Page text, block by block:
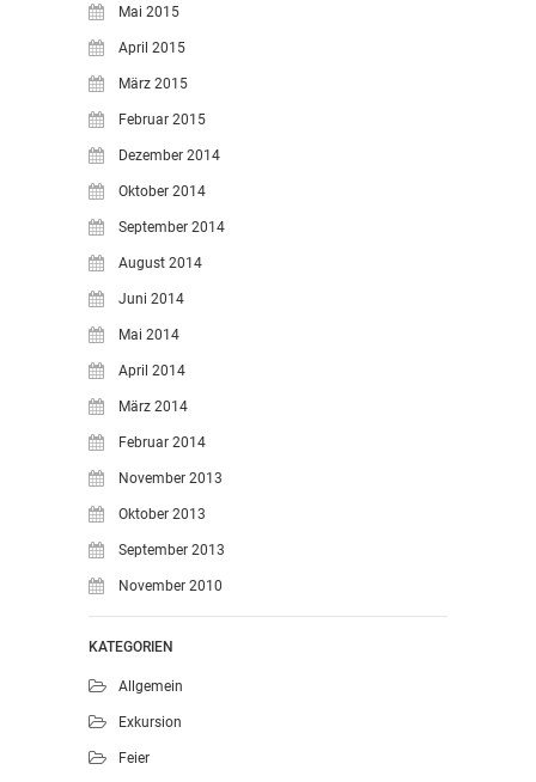
Mai 2015
April 2015
März 2015
Februar 2015
Dezember 2014
Oktober 2014
September 2014
August 2014
Juni 2014
Mai 2014
April 2014
März 2014
Februar 2014
November 2013
Oktober 2013
September 2013
November 2010
KATEGORIEN
Allgemein
Exkursion
Feier